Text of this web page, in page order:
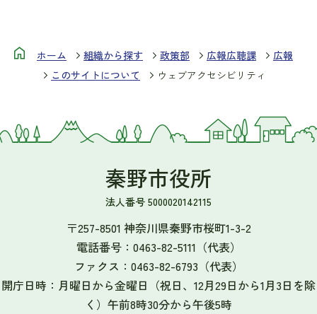
ホーム 組織から探す 政策部 広報広聴課
広報
このサイトについて
ウェブアクセシビリティ
秦野市役所
法人番号 5000020142115
〒257-8501 神奈川県秦野市桜町1-3-2
電話番号： 0463-82-5111 （代表）
ファクス： 0463-82-6793 （代表）
開庁日時：月曜日から金曜日（祝日、12月29日から1月3日を除
く）午前8時30分から午後5時